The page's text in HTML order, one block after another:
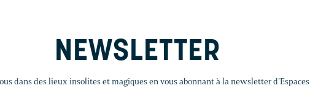
NEWSLETTER
dans des lieux insolites et magiques en vous abonnant à la newsletter d’Espaces